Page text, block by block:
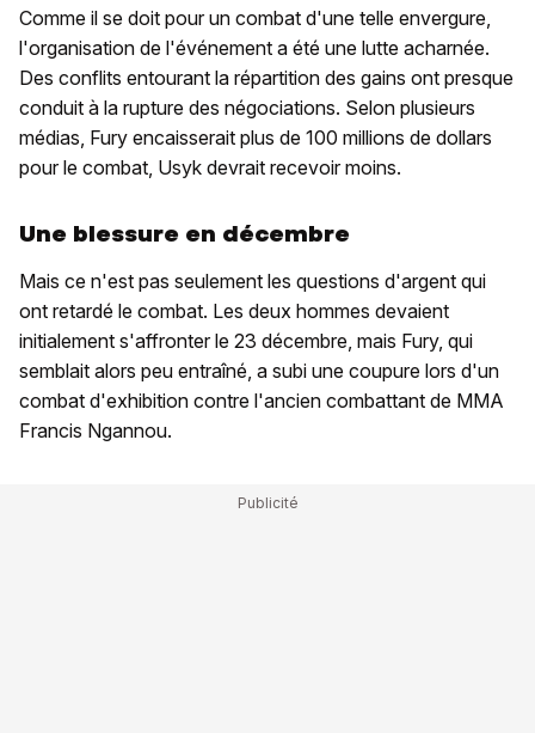
Comme il se doit pour un combat d'une telle envergure,
l'organisation de l'événement a été une lutte acharnée.
Des conflits entourant la répartition des gains ont presque
conduit à la rupture des négociations. Selon plusieurs
médias, Fury encaisserait plus de 100 millions de dollars
pour le combat, Usyk devrait recevoir moins.
Une blessure en décembre
Mais ce n'est pas seulement les questions d'argent qui
ont retardé le combat. Les deux hommes devaient
initialement s'affronter le 23 décembre, mais Fury, qui
semblait alors peu entraîné, a subi une coupure lors d'un
combat d'exhibition contre l'ancien combattant de MMA
Francis Ngannou.